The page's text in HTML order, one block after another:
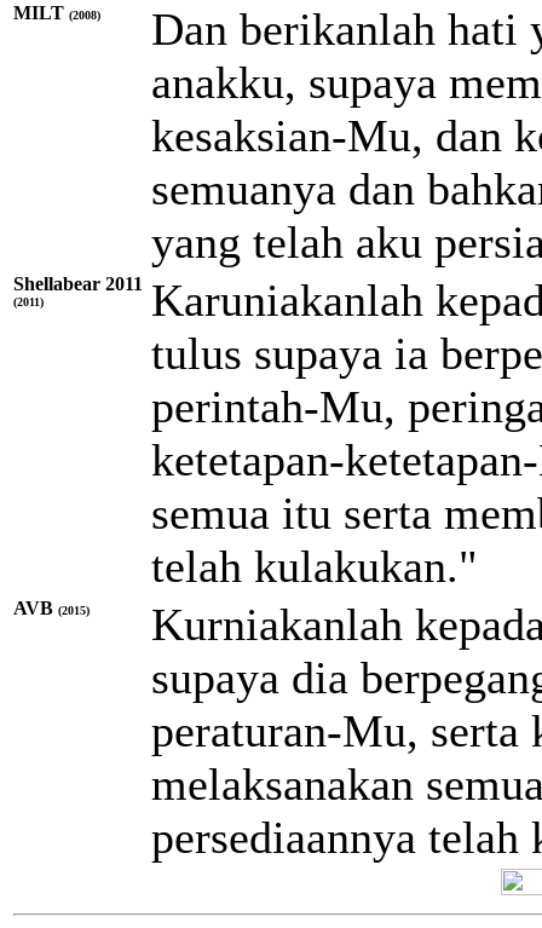
MILT (2008)
Dan berikanlah hati
anakku, supaya
kesaksian-Mu, dan
semuanya dan
yang telah aku
Shellabear 2011
(2011)
Karuniakanlah
tulus supaya ia
perintah-Mu,
ketetapan-
semua itu serta
telah kulakukan."
AVB (2015)
Kurniakanlah
supaya dia
peraturan-Mu, serta
melaksanakan
persediaannya telah